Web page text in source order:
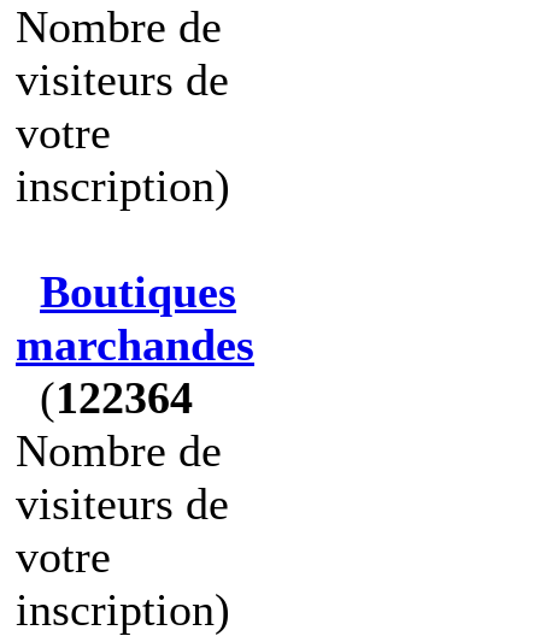
Nombre de
visiteurs de
votre
inscription)
Boutiques
marchandes
(122364
Nombre de
visiteurs de
votre
inscription)